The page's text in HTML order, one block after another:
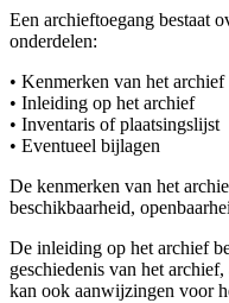
Een archieftoegang bestaat
onderdelen:
• Kenmerken van het archief
• Inleiding op het archief
• Inventaris of plaatsingslijst
• Eventueel bijlagen
De kenmerken van het
beschikbaarheid,
De inleiding op het archief
geschiedenis van het
kan ook aanwijzingen voor